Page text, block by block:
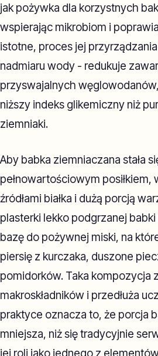
jak pożywka dla korzystnych
wspierając mikrobiom i
istotne, proces jej
nadmiaru wody - redukuje
przyswajalnych
niższy indeks glikemiczny niż
ziemniaki.
Aby babka ziemniaczana stała
pełnowartościowym posiłkiem,
źródłami białka i dużą porcją
plasterki lekko podgrzanej babki
bazę do pożywnej miski, na
piersię z kurczaka, duszone
pomidorków. Taka kompozycja
makroskładników i przedłuża
praktyce oznacza to, że porcja
mniejsza, niż się tradycyjnie